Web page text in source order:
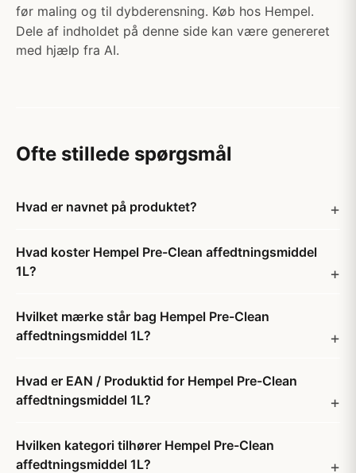
før maling og til dybderensning. Køb hos Hempel.
Dele af indholdet på denne side kan være genereret
med hjælp fra AI.
Ofte stillede spørgsmål
Hvad er navnet på produktet?
Hvad koster Hempel Pre-Clean affedtningsmiddel
1L?
Hvilket mærke står bag Hempel Pre-Clean
affedtningsmiddel 1L?
Hvad er EAN / Produktid for Hempel Pre-Clean
affedtningsmiddel 1L?
Hvilken kategori tilhører Hempel Pre-Clean
affedtningsmiddel 1L?